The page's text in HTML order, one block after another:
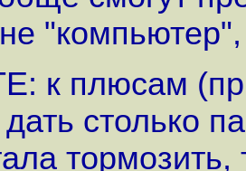
к плюсам
столько